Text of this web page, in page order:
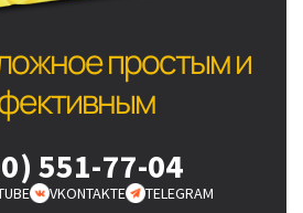
простым и
551-77-04
VKONTAKTE TELEGRAM